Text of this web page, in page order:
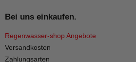
Bei uns einkaufen.
Regenwasser-shop Angebote
Versandkosten
Zahlungsarten